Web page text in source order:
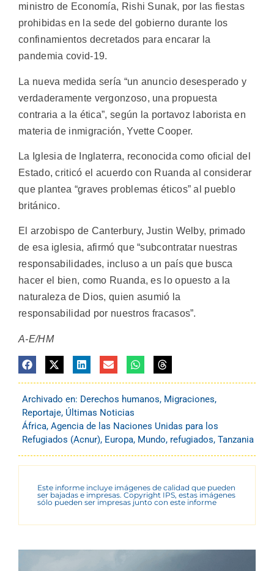
ministro de Economía, Rishi Sunak, por las fiestas
prohibidas en la sede del gobierno durante los
confinamientos decretados para encarar la
pandemia covid-19.
La nueva medida sería “un anuncio desesperado y
verdaderamente vergonzoso, una propuesta
contraria a la ética”, según la portavoz laborista en
materia de inmigración, Yvette Cooper.
La Iglesia de Inglaterra, reconocida como oficial del
Estado, criticó el acuerdo con Ruanda al considerar
que plantea “graves problemas éticos” al pueblo
británico.
El arzobispo de Canterbury, Justin Welby, primado
de esa iglesia, afirmó que “subcontratar nuestras
responsabilidades, incluso a un país que busca
hacer el bien, como Ruanda, es lo opuesto a la
naturaleza de Dios, quien asumió la
responsabilidad por nuestros fracasos”.
A-E/HM
Archivado en: Derechos humanos, Migraciones,
Reportaje, Últimas Noticias
África, Agencia de las Naciones Unidas para los
Refugiados (Acnur), Europa, Mundo, refugiados, Tanzania
Este informe incluye imágenes de calidad que pueden
ser bajadas e impresas. Copyright IPS, estas imágenes
sólo pueden ser impresas junto con este informe